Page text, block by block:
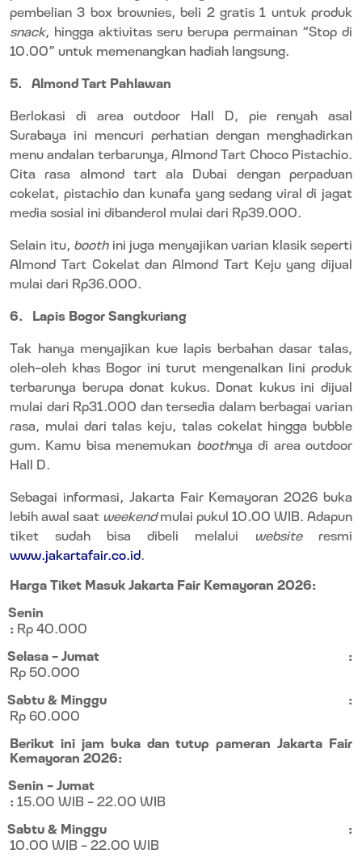
pembelian 3 box brownies, beli 2 gratis 1 untuk produk
snack, hingga aktivitas seru berupa permainan “Stop di
10.00” untuk memenangkan hadiah langsung.
5.
Almond Tart Pahlawan
Berlokasi di area outdoor Hall D, pie renyah asal
Surabaya ini mencuri perhatian dengan menghadirkan
menu andalan terbarunya, Almond Tart Choco Pistachio.
Cita rasa almond tart ala Dubai dengan perpaduan
cokelat, pistachio dan kunafa yang sedang viral di jagat
media sosial ini dibanderol mulai dari Rp39.000.
Selain itu, boothini juga menyajikan varian klasik seperti
Almond Tart Cokelat dan Almond Tart Keju yang dijual
mulai dari Rp36.000.
6.
Lapis Bogor Sangkuriang
Tak hanya menyajikan kue lapis berbahan dasar talas,
oleh-oleh khas Bogor ini turut mengenalkan lini produk
terbarunya berupa donat kukus. Donat kukus ini dijual
mulai dari Rp31.000 dan tersedia dalam berbagai varian
rasa, mulai dari talas keju, talas cokelat hingga bubble
gum. Kamu bisa menemukan boothnya di area outdoor
Hall D.
Sebagai informasi, Jakarta Fair Kemayoran 2026 buka
lebih awal saat weekendmulai pukul 10.00 WIB. Adapun
tiket sudah bisa dibeli melalui websiteresmi
www.jakartafair.co.id.
Harga Tiket Masuk Jakarta Fair Kemayoran 2026:
Senin
: Rp 40.000
Selasa – Jumat
:
Rp 50.000
Sabtu & Minggu
:
Rp 60.000
Berikut ini jam buka dan tutup pameran Jakarta Fair
Kemayoran 2026:
Senin – Jumat
: 15.00 WIB – 22.00 WIB
Sabtu & Minggu
:
10.00 WIB – 22.00 WIB